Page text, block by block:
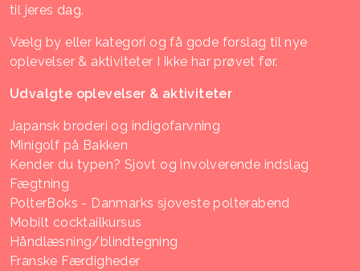
til jeres dag.
Vælg by eller kategori og få gode forslag til nye
oplevelser & aktiviteter I ikke har prøvet før.
Udvalgte oplevelser & aktiviteter
Japansk broderi og indigofarvning
Minigolf på Bakken
Kender du typen? Sjovt og involverende indslag
Fægtning
PolterBoks - Danmarks sjoveste polterabend
Mobilt cocktailkursus
Håndlæsning/blindtegning
Franske Færdigheder